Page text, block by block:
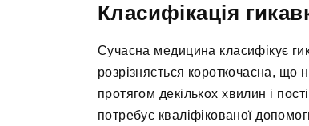
Класифікація
Сучасна медицина класифікує
розрізняється короткочасна, що
протягом декількох хвилин і
потребує кваліфікованої